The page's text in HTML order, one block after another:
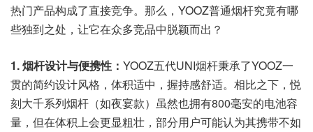
热门产品构成了直接竞争。那么，YOOZ普通烟杆究竟有哪
些独到之处，让它在众多竞品中脱颖而出？
1. 烟杆设计与便携性： YOOZ五代UNI烟杆秉承了YOOZ一
贯的简约设计风格，体积适中，握持感舒适。相比之下，悦
刻大千系列烟杆（如夜宴款）虽然也拥有800毫安的电池容
量，但在体积上会更显粗壮，部分用户可能认为其携带不如